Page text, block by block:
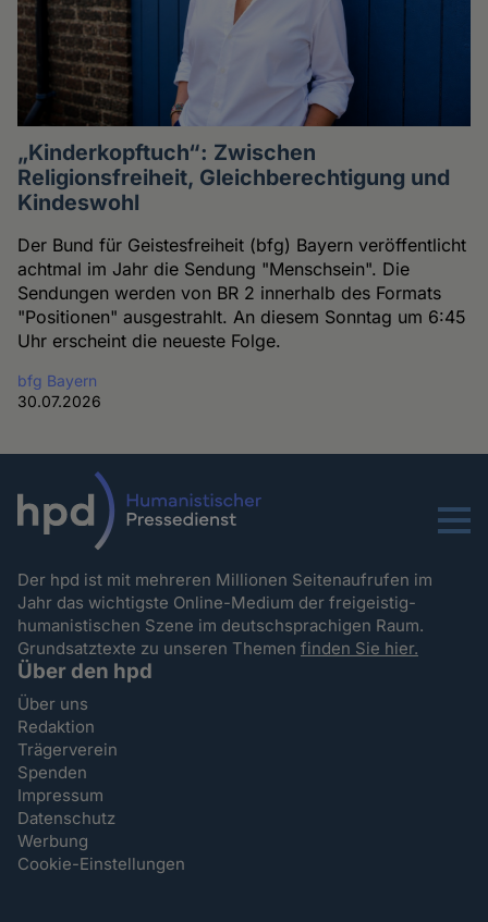
„Kinderkopftuch“: Zwischen
Religionsfreiheit, Gleichberechtigung und
Kindeswohl
Der Bund für Geistesfreiheit (bfg) Bayern veröffentlicht
achtmal im Jahr die Sendung "Menschsein". Die
Sendungen werden von BR 2 innerhalb des Formats
"Positionen" ausgestrahlt. An diesem Sonntag um 6:45
Uhr erscheint die neueste Folge.
bfg Bayern
30.07.2026
Menu
Der hpd ist mit mehreren Millionen Seitenaufrufen im
Jahr das wichtigste Online-Medium der freigeistig-
humanistischen Szene im deutschsprachigen Raum.
Grundsatztexte zu unseren Themenfinden Sie hier.
Über den hpd
Über uns
Redaktion
Trägerverein
Spenden
Impressum
Datenschutz
Werbung
Cookie-Einstellungen